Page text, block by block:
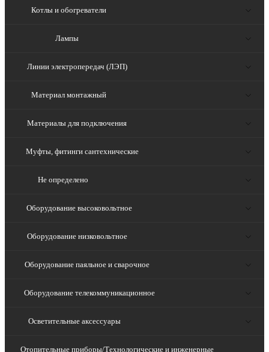
Котлы и обогреватели
Лампы
Линии электропередач (ЛЭП)
Материал монтажный
Материалы для подключения
Муфты, фитинги сантехнические
Не определено
Оборудование высоковольтное
Оборудование низковольтное
Оборудование паяльное и сварочное
Оборудование телекоммуникационное
Осветительные аксессуары
Отопительные приборы/Технологические и инженерные